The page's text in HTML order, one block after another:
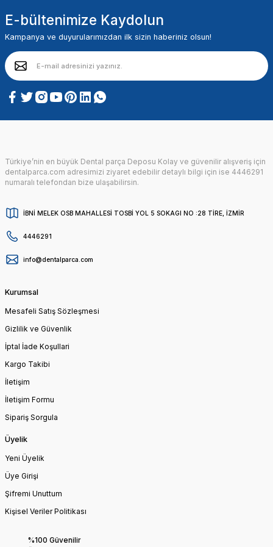
E-bültenimize Kaydolun
Kampanya ve duyurularımızdan ilk sizin haberiniz olsun!
Türkiye’nin en büyük Dental parça Deposu Kolay ve güvenilir alışveriş için
dentalparca.com adresimizi ziyaret edebilir detaylı bilgi için ise 4446291
numaralı telefondan bize ulaşabilirsin.
İBNİ MELEK OSB MAHALLESİ TOSBİ YOL 5 SOKAGI NO :28 TİRE, İZMİR
4446291
info@dentalparca.com
Kurumsal
Mesafeli Satış Sözleşmesi
Gizlilik ve Güvenlik
İptal İade Koşullari
Kargo Takibi
İletişim
İletişim Formu
Sipariş Sorgula
Üyelik
Yeni Üyelik
Üye Girişi
Şifremi Unuttum
Kişisel Veriler Politikası
%100 Güvenilir